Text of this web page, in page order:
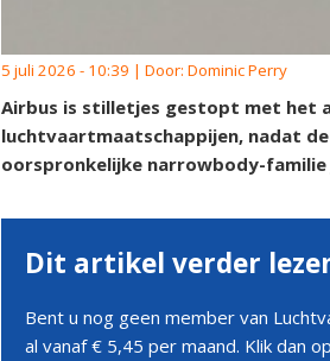
5 juli 2026 - 10:39 | Door: Dominic Perry
Airbus is stilletjes gestopt met het
luchtvaartmaatschappijen, nadat
oorspronkelijke narrowbody-
Dit artikel verder
Bent u nog geen member van
al vanaf € 5,45 per maand. Klik dan